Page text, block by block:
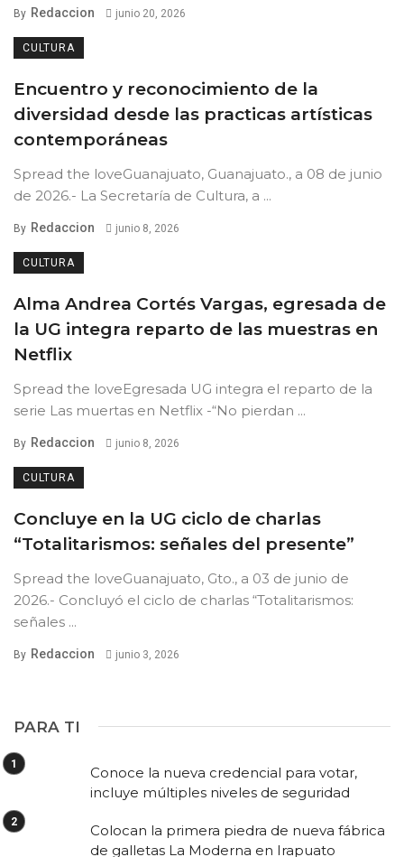
By Redaccion junio 20, 2026
CULTURA
Encuentro y reconocimiento de la
diversidad desde las practicas artísticas
contemporáneas
Spread the loveGuanajuato, Guanajuato., a 08 de junio
de 2026.- La Secretaría de Cultura, a ...
By Redaccion junio 8, 2026
CULTURA
Alma Andrea Cortés Vargas, egresada de
la UG integra reparto de las muestras en
Netflix
Spread the loveEgresada UG integra el reparto de la
serie Las muertas en Netflix -“No pierdan ...
By Redaccion junio 8, 2026
CULTURA
Concluye en la UG ciclo de charlas
“Totalitarismos: señales del presente”
Spread the loveGuanajuato, Gto., a 03 de junio de
2026.- Concluyó el ciclo de charlas “Totalitarismos:
señales ...
By Redaccion junio 3, 2026
PARA TI
Conoce la nueva credencial para votar,
incluye múltiples niveles de seguridad
Colocan la primera piedra de nueva fábrica
de galletas La Moderna en Irapuato